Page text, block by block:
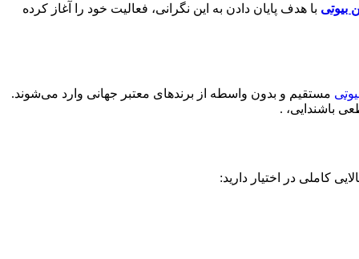
بیوتی با هدف پایان دادن به این نگرانی، فعالیت خود را آغاز کرده
مستقیم و بدون واسطه از برندهای معتبر جهانی وارد می‌شوند.
باشندایی، .
کاملی در اختیار دارید: